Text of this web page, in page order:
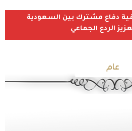
دفاع مشترك بين السعودية
الردع الجماعي
عام